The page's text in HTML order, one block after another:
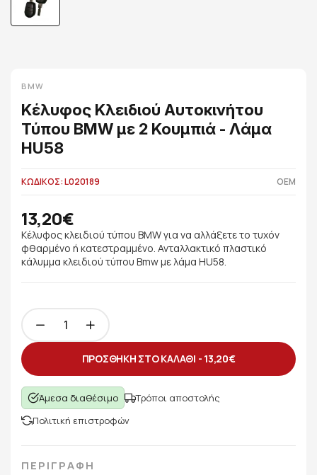
BMW
Κέλυφος Κλειδιού Αυτοκινήτου
Τύπου BMW με 2 Κουμπιά - Λάμα
HU58
ΚΩΔΙΚΟΣ: L020189 OEM
13,20€
Κέλυφος κλειδιού τύπου BMW για να αλλάξετε το τυχόν
φθαρμένο ή κατεστραμμένο. Ανταλλακτικό πλαστικό
κάλυμμα κλειδιού τύπου Bmw με λάμα HU58.
ΠΡΟΣΘΗΚΗ ΣΤΟ ΚΑΛΑΘΙ - 13,20€
Άμεσα διαθέσιμο
Τρόποι αποστολής
Πολιτική επιστροφών
ΠΕΡΙΓΡΑΦΗ